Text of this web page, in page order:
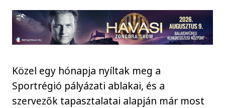
Közel egy hónapja nyíltak meg a
Sportrégió pályázati ablakai, és a
szervezők tapasztalatai alapján már most